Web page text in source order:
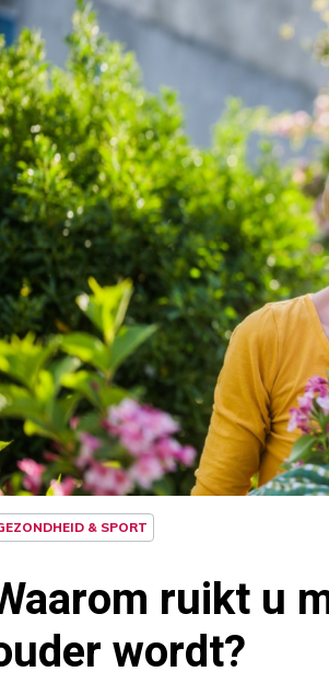
& SPORT
ruikt u
wordt?